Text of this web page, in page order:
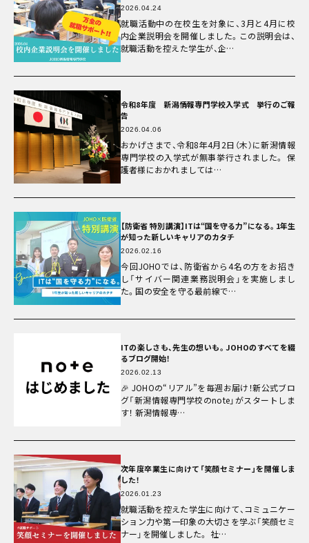
2026.04.24
就職活動中の在校生を対象に、3月と4月に校
内企業説明会を開催しました。この説明会は、
就職活動を控えた学生が、企…
令和8年度 新潟情報専門学校入学式 挙行のご報
告
2026.04.06
おかげさまで、令和8年4月2日（木）に新潟情報
専門学校の入学式が無事挙行されました。 保
護者様におかれましては…
【防衛省 特別講演】ITは“国を守る力”になる。1年生
が知った新しいキャリアのカタチ
2026.02.16
今回JOHOでは、防衛省から4名の方をお招き
し「サイバー関連業務説明会」を実施しまし
た。国の安全を守る最前線で…
ITの楽しさも、先生の想いも。JOHOのすべてを綴
るブログ開始！
2026.02.13
🎉 JOHOの“リアル”を毎週お届け！新公式ブロ
グ「新潟情報専門学校のnote」がスタートしま
す！ 新潟情報専…
次年度卒業生に向けて「笑顔セミナー」を開催しま
した！
2026.01.23
就職活動を控えた学生に向けて、コミュニケー
ション力や第一印象の大切さを学ぶ「笑顔セミ
ナー」を開催しました。 社…